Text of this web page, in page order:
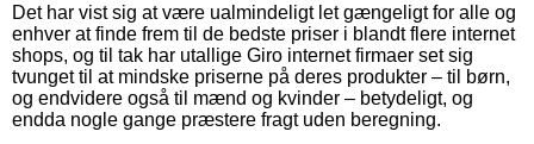
Det har vist sig at være ualmindeligt let gængeligt for alle og
enhver at finde frem til de bedste priser i blandt flere internet
shops, og til tak har utallige Giro internet firmaer set sig
tvunget til at mindske priserne på deres produkter – til børn,
og endvidere også til mænd og kvinder – betydeligt, og
endda nogle gange præstere fragt uden beregning.